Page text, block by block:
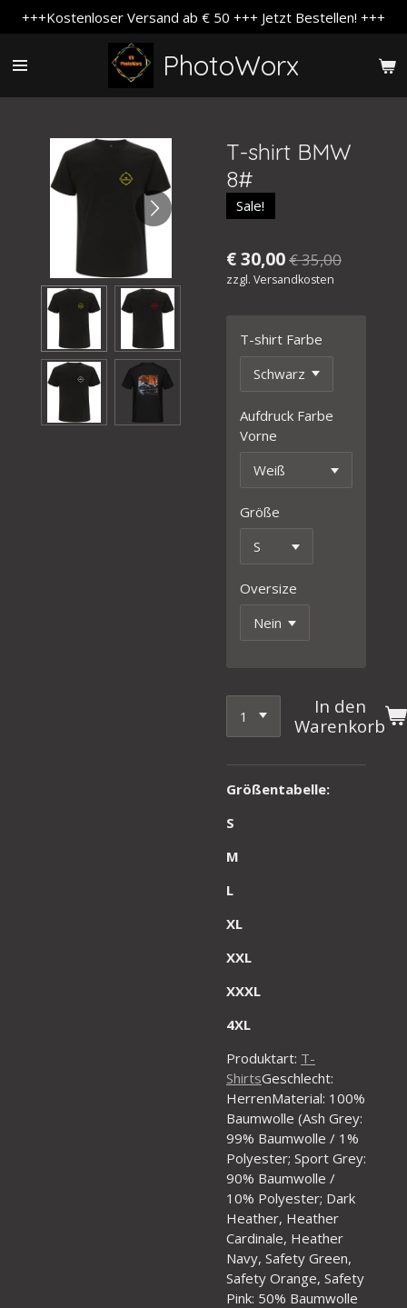
Zum
springen
PhotoWorx
+++Kostenloser Versand ab € 50 +++ Jetzt Bestellen! +++
T-shirt BMW
8#
Sale!
€ 30,00€ 35,00
zzgl. Versandkosten
T-shirt Farbe
Aufdruck Farbe
Vorne
Größe
Oversize
In den
Warenkorb
Größentabelle:
S
M
L
XL
XXL
XXXL
4XL
Produktart: T-
ShirtsGeschlecht:
HerrenMaterial: 100%
Baumwolle (Ash Grey:
99% Baumwolle / 1%
Polyester; Sport Grey:
90% Baumwolle /
10% Polyester; Dark
Heather, Heather
Cardinale, Heather
Navy, Safety Green,
Safety Orange, Safety
Pink: 50% Baumwolle